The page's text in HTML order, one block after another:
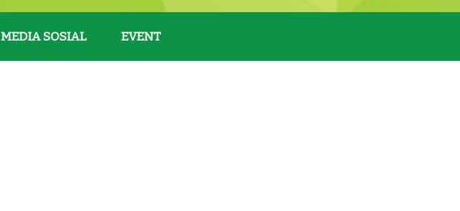
MEDIA SOSIAL EVENT